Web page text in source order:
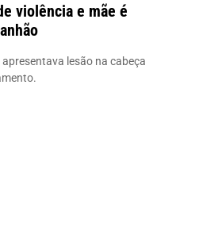
violência e mãe é
lesão na cabeça